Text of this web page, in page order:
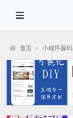
首页 › 小程序源码